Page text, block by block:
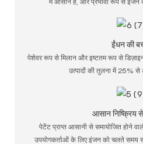
ईंधन की
पेशेवर रूप से मिलान और इष्टतम रूप से
उत्पादों की तुलना में 25% से
आसान निष्क्रिय
पेटेंट प्राप्त आसानी से समायोजित होने
उपयोगकर्ताओं के लिए इंजन को चलते समय